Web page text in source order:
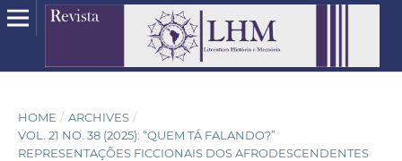
HOME / ARCHIVES /
VOL. 21 NO. 38 (2025): “QUEM TÁ FALANDO?”
REPRESENTAÇÕES FICCIONAIS DOS AFRODESCENDENTES